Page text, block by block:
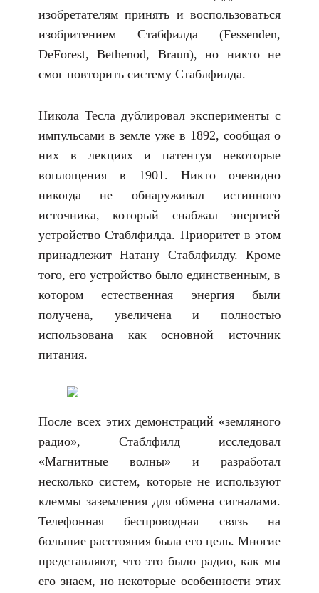
изобретателям принять и воспользоваться
изобритением Стабфилда (Fessenden,
DeForest, Bethenod, Braun), но никто не
смог повторить систему Стаблфилда.
Никола Тесла дублировал эксперименты с
импульсами в земле уже в 1892, сообщая о
них в лекциях и патентуя некоторые
воплощения в 1901. Никто очевидно
никогда не обнаруживал истинного
источника, который снабжал энергией
устройство Стаблфилда. Приоритет в этом
принадлежит Натану Стаблфилду. Кроме
того, его устройство было единственным, в
котором естественная энергия были
получена, увеличена и полностью
использована как основной источник
питания.
После всех этих демонстраций «земляного
радио», Стаблфилд исследовал
«Магнитные волны» и разработал
несколько систем, которые не используют
клеммы заземления для обмена сигналами.
Телефонная беспроводная связь на
большие расстояния была его цель. Многие
представляют, что это было радио, как мы
его знаем, но некоторые особенности этих